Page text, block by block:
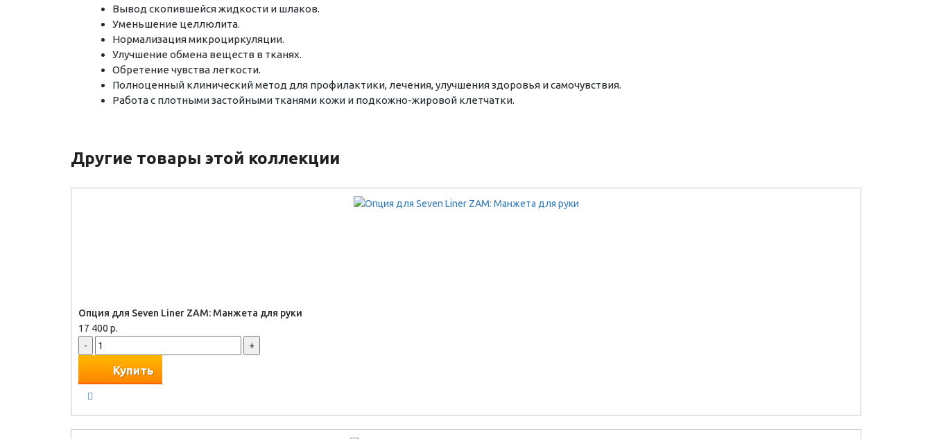
Вывод скопившейся жидкости и шлаков.
Уменьшение целлюлита.
Нормализация микроциркуляции.
Улучшение обмена веществ в тканях.
Обретение чувства легкости.
Полноценный клинический метод для профилактики, лечения, улучшения здоровья и самочувствия.
Работа с плотными застойными тканями кожи и подкожно-жировой клетчатки.
Другие товары этой коллекции
Опция для Seven Liner ZAM: Манжета для руки
17 400 р.
-
+
Купить